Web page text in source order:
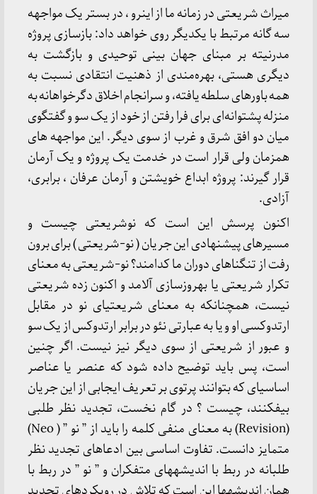
میراث شریعتی در زمانه ما از اینرو ، در بستر یک مواجهه
سه گانه مرتبط با یکدیگر روی خواهد داد: بازسازی پروژه
مدرنیته بر مبنای جهان بینی توحیدی و بازگشت به
دیگری هستی، بهره‌مندی از ذهنیت انتقادی نسبت به
همه باورهای سلطه یافته، و سرانجام اخلاق دگرخواهانه به
منزله پشتوانه‌ای برای فرا رفتن از خود از یک سو و گفتگوی
میان دو افق شرق و غرب از سوی دیگر. این مواجهه های
همزمان ولی قرار است در خدمت یک پروژه و یک آرمان
قرار گیرند: پروژه ابداع خویشتن و آرمان عرفان ، برابری،
آزادی.
اکنون پرسش این است که نوشریعتی چیست و
مسیرهای پیشنهادی این جریان ( نو-شریعتی ) برای برون
رفت از تنگناهای دوران ما کدامند؟ نو-شریعتی به معنای
تکرار شریعتی یا به­روزسازی آلامد و اکنون زده شریعتی
نیست، همچنانکه به معنای شریعتی­ای نو در مقابل
ارتدوکسی او و یا به عبارتی نئو در برابر ارتدوکس از یک سو
و عبور از شریعتی از سوی دیگر نیز نیست. اگر چنین
است، پس باید توضیح داده شود که عنصر یا عناصر
اساسی­ای که بتوانند پرتوی بر تعریف ایجابی از این جریان
بیفکنند، چیست ؟ در گام نخست، تجدید نظر طلبی
(Revision) به معنای منفی کلمه را باید از ” نو ” ( Neo)
متمایز دانست. تفاوت اساسی بین ادعاهای تجدید نظر
طلبانه در ربط با اندیشه­های متفکران و ” نو ” در ربط با